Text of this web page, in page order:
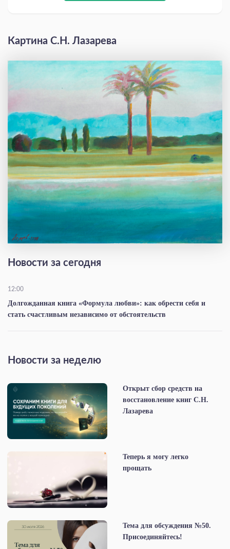
Картина С.Н. Лазарева
Новости за сегодня
12:00
Долгожданная книга «Формула любви»: как обрести себя и
стать счастливым независимо от обстоятельств
Новости за неделю
Открыт сбор средств на
восстановление книг С.Н.
Лазарева
Теперь я могу легко
прощать
Тема для обсуждения №50.
Присоединяйтесь!